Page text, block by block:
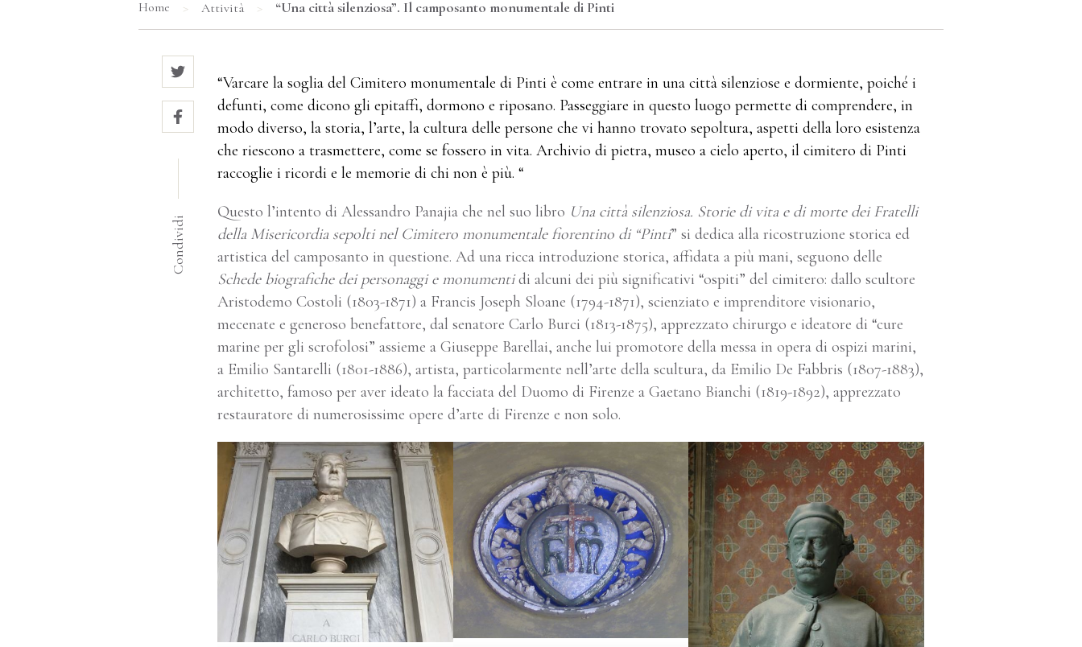
Home > Attività > “Una città silenziosa”. Il camposanto monumentale di Pinti
Condividi
“Varcare la soglia del Cimitero monumentale di Pinti è come entrare in una città silenziose e dormiente, poiché i
defunti, come dicono gli epitaffi, dormono e riposano. Passeggiare in questo luogo permette di comprendere, in
modo diverso, la storia, l’arte, la cultura delle persone che vi hanno trovato sepoltura, aspetti della loro esistenza
che riescono a trasmettere, come se fossero in vita. Archivio di pietra, museo a cielo aperto, il cimitero di Pinti
raccoglie i ricordi e le memorie di chi non è più. “
Questo l’intento di Alessandro Panajia che nel suo libro Una città silenziosa. Storie di vita e di morte dei Fratelli
della Misericordia sepolti nel Cimitero monumentale fiorentino di “Pinti” si dedica alla ricostruzione storica ed
artistica del camposanto in questione. Ad una ricca introduzione storica, affidata a più mani, seguono delle
Schede biografiche dei personaggi e monumentidi alcuni dei più significativi “ospiti” del cimitero: dallo scultore
Aristodemo Costoli (1803-1871) a Francis Joseph Sloane (1794-1871), scienziato e imprenditore visionario,
mecenate e generoso benefattore, dal senatore Carlo Burci (1813-1875), apprezzato chirurgo e ideatore di “cure
marine per gli scrofolosi” assieme a Giuseppe Barellai, anche lui promotore della messa in opera di ospizi marini,
a Emilio Santarelli (1801-1886), artista, particolarmente nell’arte della scultura, da Emilio De Fabbris (1807-1883),
architetto, famoso per aver ideato la facciata del Duomo di Firenze a Gaetano Bianchi (1819-1892), apprezzato
restauratore di numerosissime opere d’arte di Firenze e non solo.